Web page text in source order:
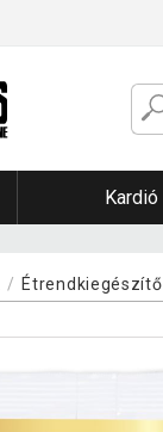
Kardió
Étrendkiegészítő